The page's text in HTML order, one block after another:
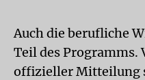
Auch die berufliche
Teil des Programms.
offizieller Mitteilung